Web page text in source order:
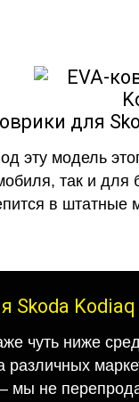
для
эту модель
так и для
в штатные
Skoda
чуть ниже
различных
мы не